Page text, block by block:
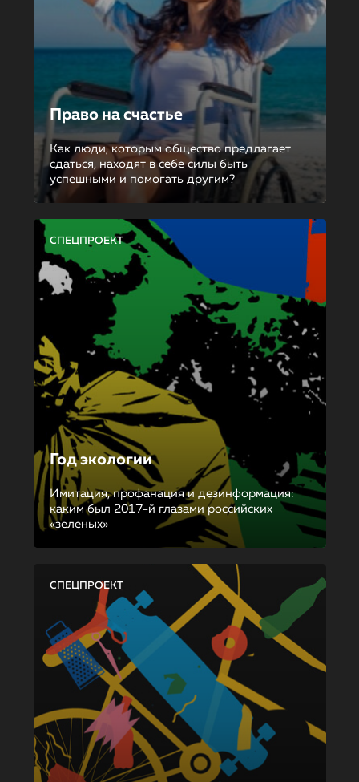
Право на счастье
Как люди, которым общество предлагает
сдаться, находят в себе силы быть
успешными и помогать другим?
СПЕЦПРОЕКТ
Год экологии
Имитация, профанация и дезинформация:
каким был 2017-й глазами российских
«зеленых»
СПЕЦПРОЕКТ